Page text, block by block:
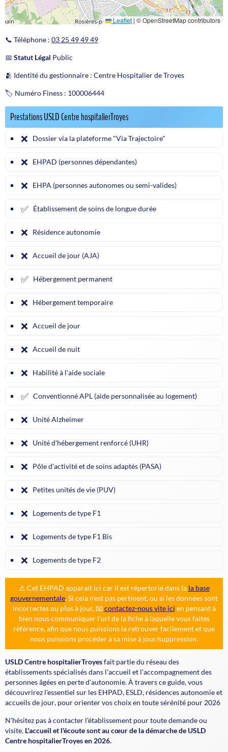
Leaflet|© OpenStreetMap contributors
📞 Téléphone : 03 25 49 49 49
📅 Statut Légal Public
🫂 Identité du gestionnaire : Centre Hospitalier de Troyes
🏷️ Numéro Finess : 100006444
Prestations USLD Centre hospitalierTroyes
❌ Dossier via la plateforme "Via Trajectoire"
❌ EHPAD (personnes dépendantes)
❌ EHPA (personnes autonomes ou semi-valides)
✅ Établissement de soins de longue durée
❌ Résidence autonomie
❌ Accueil de jour (AJA)
✅ Hébergement permanent
❌ Hébergement temporaire
❌ Accueil de jour
❌ Accueil de nuit
❌ Habilité à l'aide sociale
✅ Conventionné APL (aide personnalisée au logement)
❌ Unité Alzheimer
❌ Unité d'hébergement renforcé (UHR)
❌ Pôle d'activité et de soins adaptés (PASA)
❌ Petites unités de vie (PUV)
❌ Logements de type F1
❌ Logements de type F1 Bis
❌ Logements de type F2
⚠️ Cet EHPAD apparait ici car il est répertorié dans la la base
gouvernementale. Si cela n'est pas pertinent, ou si les données sont
incorrectes ou plus à jour, 📧contactez-nous vite ici en pensant à
bien nous communiquer l'url de la fiche à laquelle vous faites
référence, afin que nous puissions la retrouver facilement et que
nous puissions procéder à sa mise à jour/suppression.
USLD Centre hospitalierTroyesfait partie du réseau des
établissements spécialisés dans l'accueil et l'accompagnement des
personnes âgées en perte d'autonomie. À travers ce guide, vous
découvrirez l'essentiel sur les EHPAD, ESLD, résidences autonomieet
accueils de jour, pour orienter vos choix en toute sérénité pour 2026
N'hésitez pas à contacter l'établissement pour toute demande ou
visite. L'accueil et l'écoute sont au cœur de la démarche de USLD
Centre hospitalierTroyes en 2026.